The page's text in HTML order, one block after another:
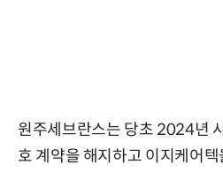
원주세브란스는 당초 2024년
호 계약을 해지하고 이지케어